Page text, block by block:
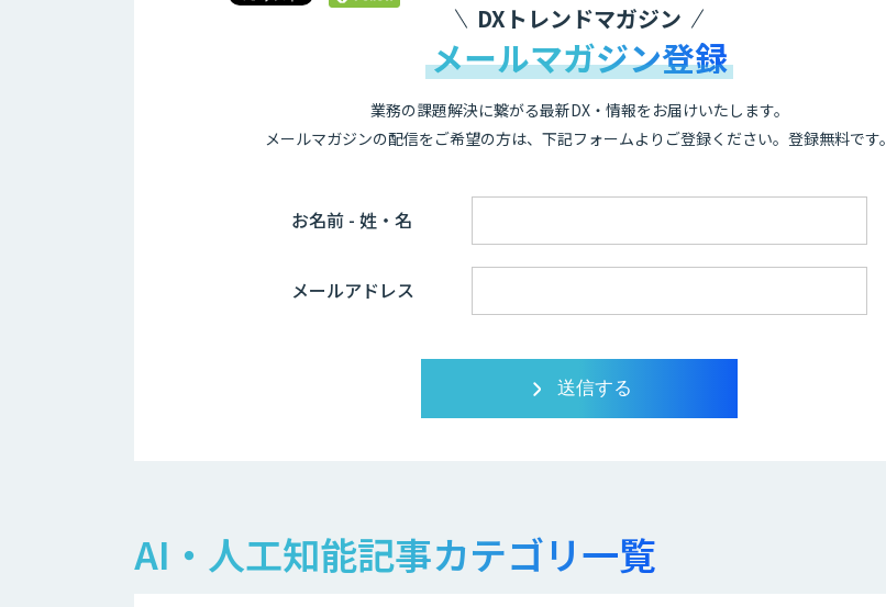
DXトレンドマガジン
メールマガジン登録
業務の課題解決に繋がる最新DX・情報をお届けいたします。
メールマガジンの配信をご希望の方は、下記フォームよりご登録ください。登録無料です。
お名前 - 姓・名
メールアドレス
AI・人工知能記事カテゴリ一覧